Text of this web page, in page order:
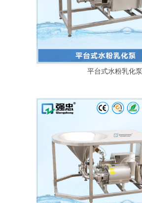
平台式水粉乳化泵